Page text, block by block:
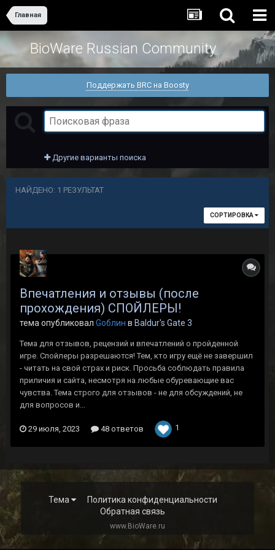
Главная
BioWare Russian Community
Поддержать BRC на Boosty
Другие варианты поиска
НАЙДЕНО: 1 РЕЗУЛЬТАТ
СОРТИРОВКА
Впечатления и отзывы (после
прохождения) СПОЙЛЕРЫ!
тема опубликовал Gоблин в Baldur's Gate 3
Тема для отзывов, рецензий и впечатлений о пройденной
игре. Спойлеры разрешаются! Тем, кто игру ещё не завершил
- читать на свой страх и риск. Просьба соблюдать правила
приличия и сайта, несмотря на любые обуревающие вас
чувства. Тема строго для отзывов - не для обсуждений, не
для вопросов и...
29 июля, 2023 48 ответов 1
Тема
Политика конфиденциальности
Обратная связь
www.BioWare.ru